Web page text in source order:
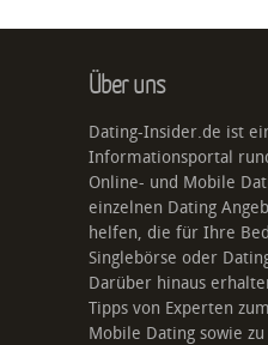
Über uns
Dating-Insider.de ist
Informationsportal
Online- und Mobile
einzelnen Dating
helfen, die für Ihre
Singlebörse oder
Darüber hinaus
Tipps von Experten
Mobile Dating sowie